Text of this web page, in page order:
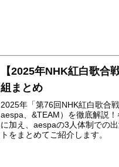
【2025年NHK紅白歌合
組まとめ
2025年「第76回NHK紅白歌合
aespa、&TEAM）を徹底解説
に加え、aespaの3人体制での
トをまとめてご紹介します。